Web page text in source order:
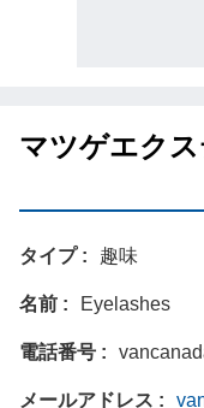
マツゲエク
タイプ 趣味
名前 Eyelashes
電話番号
メールアドレス